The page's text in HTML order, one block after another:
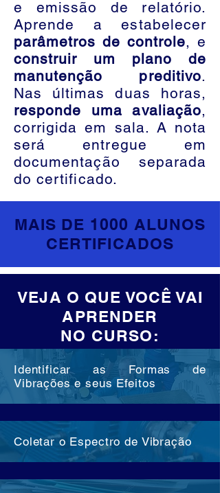
e emissão de relatório.
Aprende a estabelecer
parâmetros de controle, e
construir um plano de
manutenção preditivo.
Nas últimas duas horas,
responde uma avaliação,
corrigida em sala. A nota
será entregue em
documentação separada
do certificado.
MAIS DE 1000 ALUNOS
CERTIFICADOS
VEJA O QUE VOCÊ VAI
APRENDER
NO CURSO:
Identificar as Formas de
Vibrações e seus Efeitos
Coletar o Espectro de Vibração